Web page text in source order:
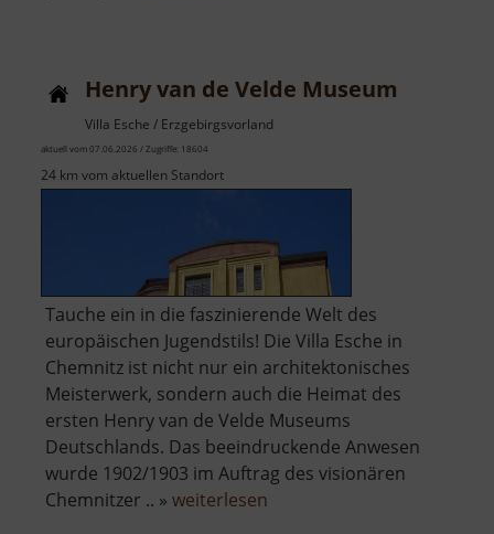
Henry van de Velde Museum
Villa Esche / Erzgebirgsvorland
aktuell vom 07.06.2026 / Zugriffe: 18604
24 km vom aktuellen Standort
Tauche ein in die faszinierende Welt des
europäischen Jugendstils! Die Villa Esche in
Chemnitz ist nicht nur ein architektonisches
Meisterwerk, sondern auch die Heimat des
ersten Henry van de Velde Museums
Deutschlands. Das beeindruckende Anwesen
wurde 1902/1903 im Auftrag des visionären
Chemnitzer .. » weiterlesen